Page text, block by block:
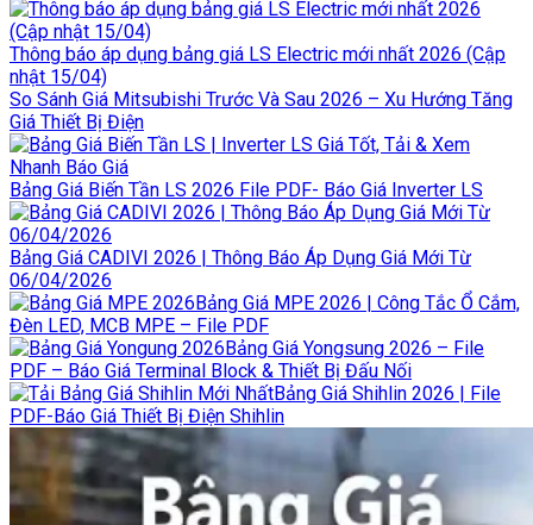
Thông báo áp dụng bảng giá LS Electric mới nhất 2026 (Cập
nhật 15/04)
So Sánh Giá Mitsubishi Trước Và Sau 2026 – Xu Hướng Tăng
Giá Thiết Bị Điện
Bảng Giá Biến Tần LS 2026 File PDF- Báo Giá Inverter LS
Bảng Giá CADIVI 2026 | Thông Báo Áp Dụng Giá Mới Từ
06/04/2026
Bảng Giá MPE 2026 | Công Tắc Ổ Cắm,
Đèn LED, MCB MPE – File PDF
Bảng Giá Yongsung 2026 – File
PDF – Báo Giá Terminal Block & Thiết Bị Đấu Nối
Bảng Giá Shihlin 2026 | File
PDF-Báo Giá Thiết Bị Điện Shihlin